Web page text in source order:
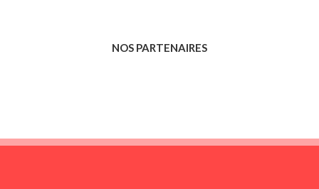
NOS PARTENAIRES